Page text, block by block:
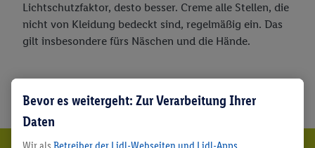
Lichtschutzfaktor, desto besser. Creme alle Stellen, die
nicht von Kleidung bedeckt sind, regelmäßig ein. Das
gilt insbesondere fürs Näschen und die Hände.
Bevor es weitergeht: Zur Verarbeitung Ihrer
Daten
Wir als Betreiber der Lidl-Webseiten und Lidl-Apps